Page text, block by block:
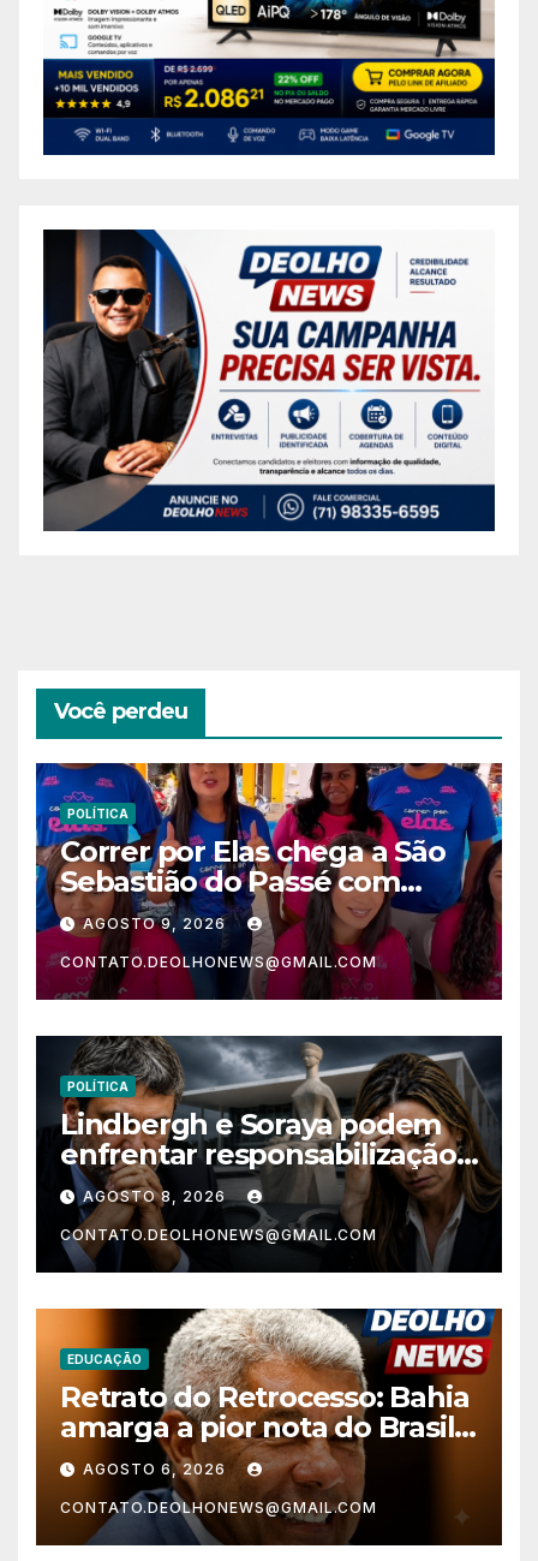
Você perdeu
POLÍTICA
Correr por Elas chega a São
Sebastião do Passé com
recorde de público e impacto
no comércio
AGOSTO 9, 2026
CONTATO.DEOLHONEWS@GMAIL.COM
POLÍTICA
Lindbergh e Soraya podem
enfrentar responsabilização
criminal após acusações
contra Alfredo Gaspar
AGOSTO 8, 2026
CONTATO.DEOLHONEWS@GMAIL.COM
EDUCAÇÃO
Retrato do Retrocesso: Bahia
amarga a pior nota do Brasil
nos anos finais do Ensino
Fundamental e a menor do
Nordeste no Ensino Médio
AGOSTO 6, 2026
CONTATO.DEOLHONEWS@GMAIL.COM